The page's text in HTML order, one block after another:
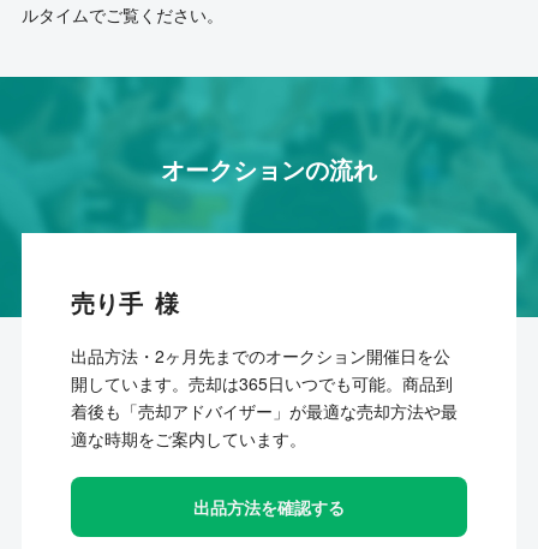
ルタイムでご覧ください。
オークションの流れ
売り手
出品方法・2ヶ月先までのオークション開催日を公
開しています。売却は365日いつでも可能。商品到
着後も「売却アドバイザー」が最適な売却方法や最
適な時期をご案内しています。
出品方法を確認する